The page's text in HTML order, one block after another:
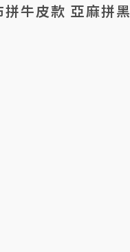
牛皮款 亞麻拼黑